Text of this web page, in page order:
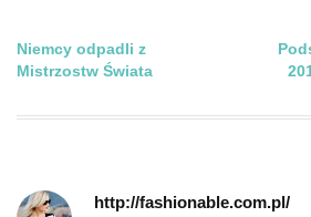
Nawigacja
wpisu
Niemcy odpadli z
Mistrzostw Świata
http://fashionable.com.pl/